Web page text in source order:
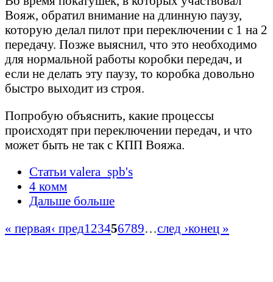
Вояж, обратил внимание на длинную паузу,
которую делал пилот при переключении с 1 на 2
передачу. Позже выяснил, что это необходимо
для нормальной работы коробки передач, и
если не делать эту паузу, то коробка довольно
быстро выходит из строя.
Попробую объяснить, какие процессы
происходят при переключении передач, и что
может быть не так с КПП Вояжа.
Статьи valera_spb's
4 комм
Дальше больше
« первая‹ пред1 23456789…след ›конец »